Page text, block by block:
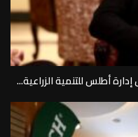
أطلس للتنمية الزراعية...